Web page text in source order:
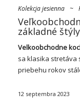
Kolekcja jesienna ~
základné
Velkoobchodne
sa klasika stretáva
priebehu rokov
štýlu, ktorý je
12 septembra 2023